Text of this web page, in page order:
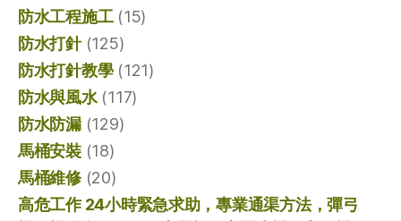
防水工程施工(15)
防水打針(125)
防水打針教學(121)
防水與風水(117)
防水防漏(129)
馬桶安裝(18)
馬桶維修(20)
高危工作 24小時緊急求助，專業通渠方法，彈弓